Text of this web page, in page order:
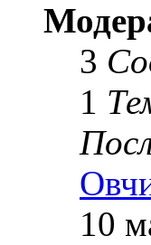
3
1
10